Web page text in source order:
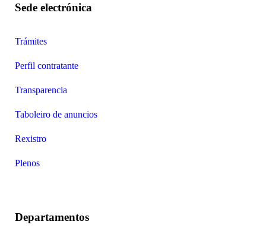
Sede electrónica
Trámites
Perfil contratante
Transparencia
Taboleiro de anuncios
Rexistro
Plenos
Departamentos